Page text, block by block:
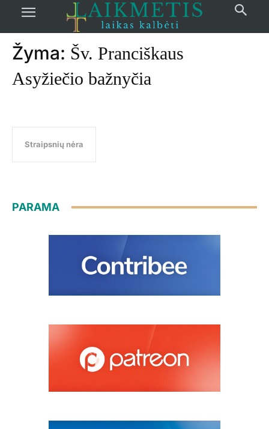
žymos Šv. Pranciškaus Asyžiečio bažnyčia
Žyma: Šv. Pranciškaus
Asyžiečio bažnyčia
Straipsnių nėra
PARAMA